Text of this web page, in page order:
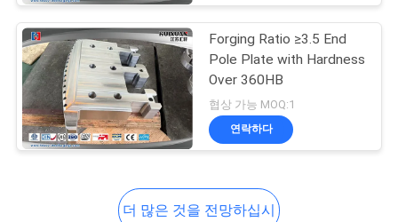
합금 철강 단조Forging Ratio ≥3.5 End
Pole Plate with Hardness
Over 360HB
협상 가능 MOQ:1
연락하다
더 많은 것을 전망하십시